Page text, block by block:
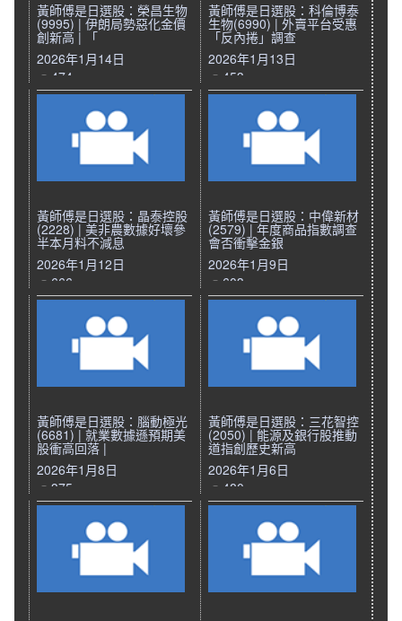
黃師傅是日選股：榮昌生物
(9995) | 伊朗局勢惡化金價
創新高 | 「
2026年1月14日
474
黃師傅是日選股：科倫博泰
生物(6990) | 外賣平台受惠
「反內捲」調查
2026年1月13日
453
黃師傅是日選股：晶泰控股
(2228) | 美非農數據好壞參
半本月料不減息
2026年1月12日
666
黃師傅是日選股：中偉新材
(2579) | 年度商品指數調查
會否衝擊金銀
2026年1月9日
603
黃師傅是日選股：腦動極光
(6681) | 就業數據遜預期美
股衝高回落 |
2026年1月8日
375
黃師傅是日選股：三花智控
(2050) | 能源及銀行股推動
道指創歷史新高
2026年1月6日
480